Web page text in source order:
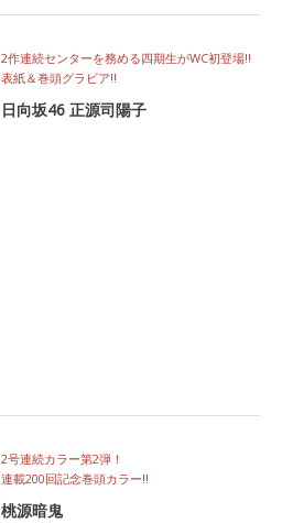
2作連続センターを務める四期生がWC初登場!!
表紙＆巻頭グラビア‼
日向坂46 正源司陽子
2号連続カラー第2弾！
連載200回記念巻頭カラー‼
桃源暗鬼